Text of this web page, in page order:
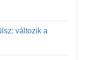
változik a